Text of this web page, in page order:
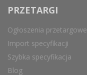
PRZETARGI
Ogłoszenia przetargowe
Import specyfikacji
Szybka specyfikacja
Blog